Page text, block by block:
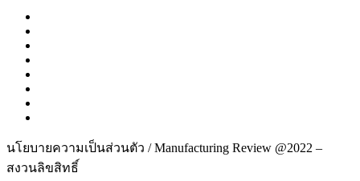
นโยบายความเป็นส่วนตัว / Manufacturing Review @2022 –
สงวนลิขสิทธิ์